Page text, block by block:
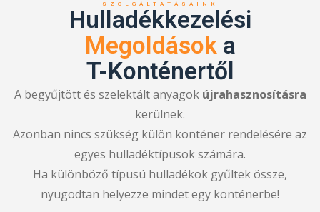
SZOLGÁLTATÁSAINK
Hulladékkezelési
Megoldásoka
T-Konténertől
A begyűjtött és szelektált anyagok újrahasznosításra
kerülnek.
Azonban nincs szükség külön konténer rendelésére az
egyes hulladéktípusok számára.
Ha különböző típusú hulladékok gyűltek össze,
nyugodtan helyezze mindet egy konténerbe!